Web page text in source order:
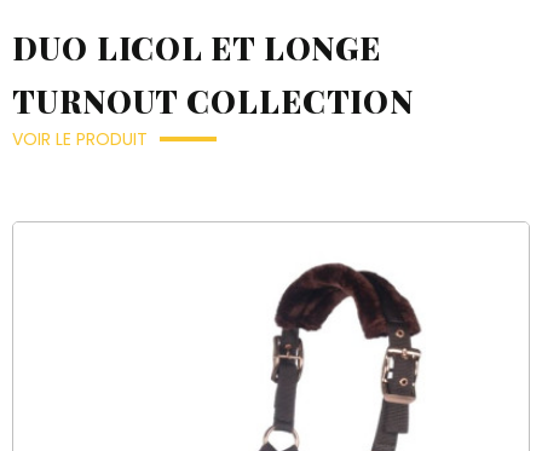
DUO LICOL ET LONGE
TURNOUT COLLECTION
VOIR LE PRODUIT